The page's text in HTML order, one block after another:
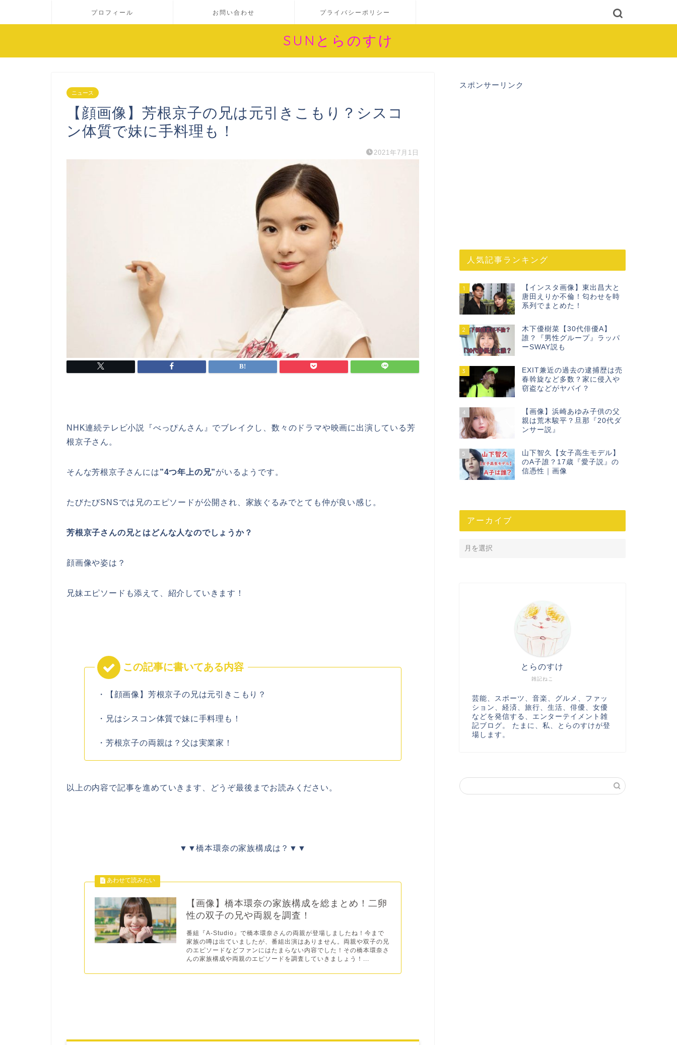
プロフィール お問い合わせ プライバシーポリシー
SUNとらのすけ
ニュース
【顔画像】芳根京子の兄は元引きこもり？シスコ
ン体質で妹に手料理も！
2021年7月1日
NHK連続テレビ小説『べっぴんさん』でブレイクし、数々のドラマや映画に出演している芳
根京子さん。
そんな芳根京子さんには”4つ年上の兄”がいるようです。
たびたびSNSでは兄のエピソードが公開され、家族ぐるみでとても仲が良い感じ。
芳根京子さんの兄とはどんな人なのでしょうか？
顔画像や姿は？
兄妹エピソードも添えて、紹介していきます！
・【顔画像】芳根京子の兄は元引きこもり？
・兄はシスコン体質で妹に手料理も！
・芳根京子の両親は？父は実業家！
以上の内容で記事を進めていきます、どうぞ最後までお読みください。
▼▼橋本環奈の家族構成は？▼▼
【画像】橋本環奈の家族構成を総まとめ！二卵
性の双子の兄や両親を調査！
番組『A-Studio』で橋本環奈さんの両親が登場しましたね！今まで
家族の噂は出ていましたが、番組出演はありません。両親や双子の兄
のエピソードなどファンにはたまらない内容でした！その橋本環奈さ
んの家族構成や両親のエピソードを調査していきましょう！...
スポンサーリンク
人気記事ランキング
1
【インスタ画像】東出昌大と
唐田えりか不倫！匂わせを時
系列でまとめた！
2
木下優樹菜【30代俳優A】
誰？『男性グループ』ラッパ
ーSWAY説も
3
EXIT兼近の過去の逮捕歴は売
春斡旋など多数？家に侵入や
窃盗などがヤバイ？
4
【画像】浜崎あゆみ子供の父
親は荒木駿平？旦那『20代ダ
ンサー説』
5
山下智久【女子高生モデル】
のA子誰？17歳『愛子説』の
信憑性｜画像
アーカイブ
雑記ねこ
とらのすけ
芸能、スポーツ、音楽、グルメ、ファッ
ション、経済、旅行、生活、俳優、女優
などを発信する、エンターテイメント雑
記ブログ。 たまに、私、とらのすけが登
場します。